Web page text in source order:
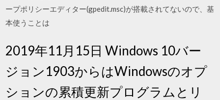
ープポリシーエディター(gpedit.msc)が搭載されてないので、基
本使うことは
2019年11月15日 Windows 10バー
ジョン1903からはWindowsのオプ
ションの累積更新プログラムとリ